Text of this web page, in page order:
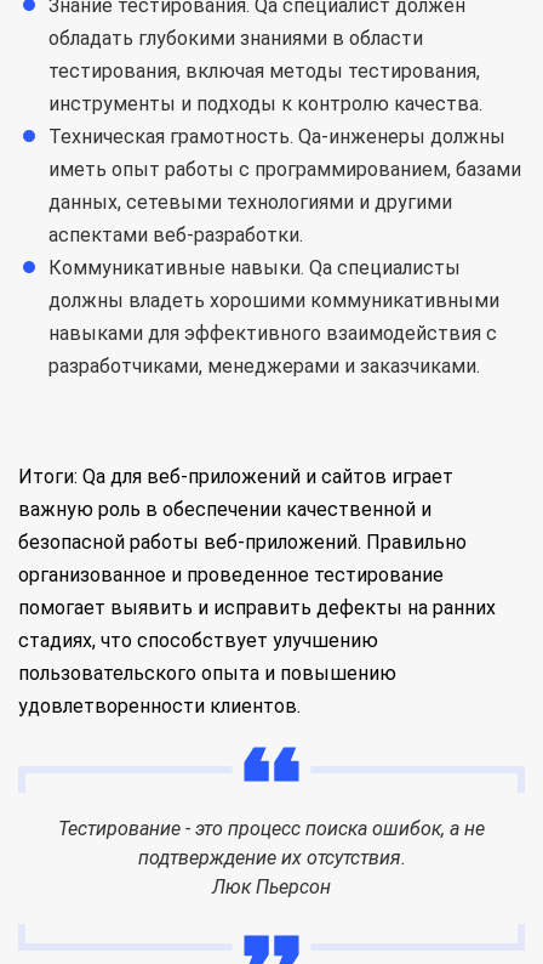
Знание тестирования. Qa специалист должен
обладать глубокими знаниями в области
тестирования, включая методы тестирования,
инструменты и подходы к контролю качества.
Техническая грамотность. Qa-инженеры должны
иметь опыт работы с программированием, базами
данных, сетевыми технологиями и другими
аспектами веб-разработки.
Коммуникативные навыки. Qa специалисты
должны владеть хорошими коммуникативными
навыками для эффективного взаимодействия с
разработчиками, менеджерами и заказчиками.
Итоги: Qa для веб-приложений и сайтов играет
важную роль в обеспечении качественной и
безопасной работы веб-приложений. Правильно
организованное и проведенное тестирование
помогает выявить и исправить дефекты на ранних
стадиях, что способствует улучшению
пользовательского опыта и повышению
удовлетворенности клиентов.
Тестирование - это процесс поиска ошибок, а не
подтверждение их отсутствия.
Люк Пьерсон